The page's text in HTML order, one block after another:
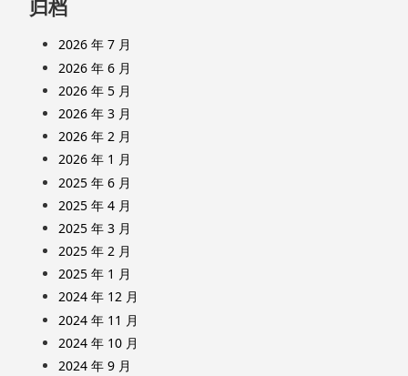
归档
2026 年 7 月
2026 年 6 月
2026 年 5 月
2026 年 3 月
2026 年 2 月
2026 年 1 月
2025 年 6 月
2025 年 4 月
2025 年 3 月
2025 年 2 月
2025 年 1 月
2024 年 12 月
2024 年 11 月
2024 年 10 月
2024 年 9 月